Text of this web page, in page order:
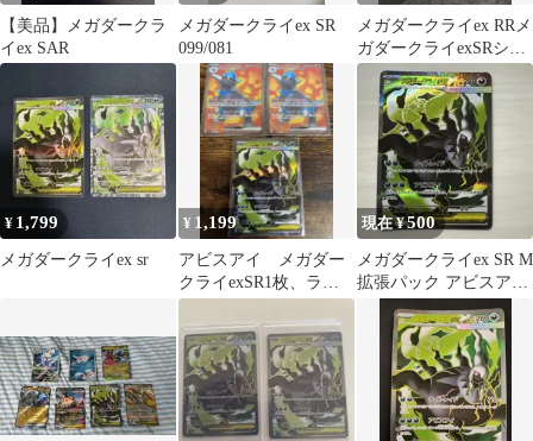
【美品】メガダークラ
イex SAR
メガダークライex SR
099/081
メガダークライex RRメ
ガダークライexSRシャ
ドーエネルギー モル
ペコRR
¥ 1,799
メガダークライex sr
¥ 1,199
アビスアイ メガダー
クライexSR1枚、ラム
パルドex SR2枚 3枚セ
ット
現在 ¥500
メガダークライex SR M
拡張パック アビスアイ
キラ 099/081